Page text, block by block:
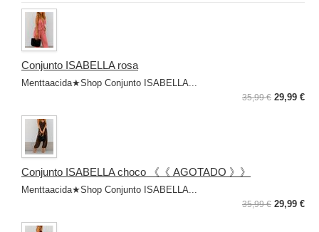
Conjunto ISABELLA rosa
Menttaacida★Shop Conjunto ISABELLA...
35,99 € 29,99 €
Conjunto ISABELLA choco 《《 AGOTADO 》》
Menttaacida★Shop Conjunto ISABELLA...
35,99 € 29,99 €